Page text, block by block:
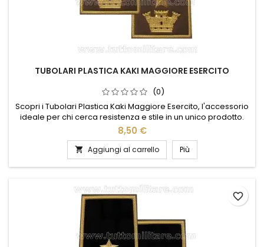
TUBOLARI PLASTICA KAKI MAGGIORE ESERCITO
(0)
Scopri i Tubolari Plastica Kaki Maggiore Esercito, l'accessorio
ideale per chi cerca resistenza e stile in un unico prodotto.
Realizzati in plastica di alta qualità, questi tubolari offrono una
durata eccezionale, perfetta per affrontare qualsiasi sfida. Il
colore kaki, distintivo e versatile, si abbina facilmente a
diverse uniformi, garantendo un look...
8,50 €
 Aggiungi al carrello Più
favorite_border